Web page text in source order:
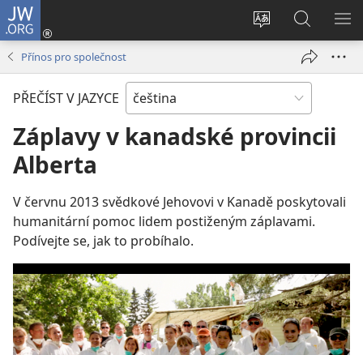
JW.ORG
Změnit
stránek
Přihlásit
se
okno)
Hledat
na
JW.ORG
Přínos pro společnost
PŘEČÍST V JAZYCE
Záplavy v kanadské provincii
Alberta
V červnu 2013 svědkové Jehovovi v Kanadě poskytovali
humanitární pomoc lidem postiženým záplavami.
Podívejte se, jak to probíhalo.